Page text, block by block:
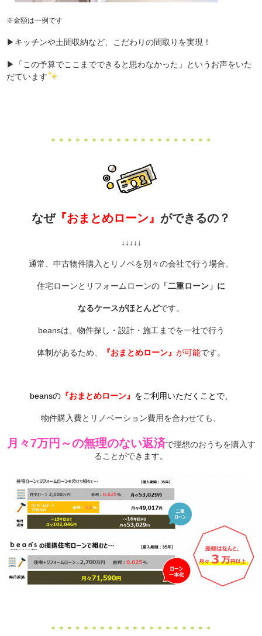
※金額は一例です
▶キッチンや土間収納など、こだわりの間取りを実現！
▶「この予算でここまでできると思わなかった」というお声をいた
だています
＊＊＊＊＊＊＊＊＊＊＊＊＊＊＊＊＊＊＊＊
なぜ『おまとめローン』 ができるの？
↓↓↓↓↓
通常、中古物件購入とリノベを別々の会社で行う場合、
住宅ローンとリフォームローンの 「二重ローン」に
なるケースがほとんどです。
beansは、物件探し・設計・施工までを一社で行う
体制があるため、 『おまとめローン』 が可能です。
beansの『おまとめローン』 をご利用いただくことで、
物件購入費とリノベーション費用を合わせても、
月々7万円～の無理のない返済で理想のおうちを購入す
ることができます。
＊＊＊＊＊＊＊＊＊＊＊＊＊＊＊＊＊＊＊＊